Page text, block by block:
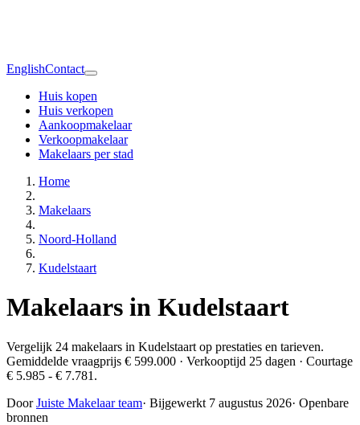
EnglishContact
Huis kopen
Huis verkopen
Aankoopmakelaar
Verkoopmakelaar
Makelaars per stad
Home
Makelaars
Noord-Holland
Kudelstaart
Makelaars in Kudelstaart
Vergelijk 24 makelaars in Kudelstaart op prestaties en tarieven.
Gemiddelde vraagprijs € 599.000 · Verkooptijd 25 dagen · Courtage
€ 5.985 - € 7.781.
DoorJuiste Makelaar team· Bijgewerkt 7 augustus 2026· Openbare
bronnen